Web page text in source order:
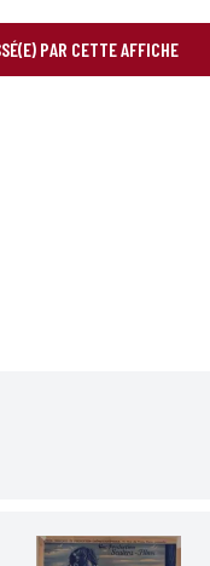
PAR CETTE AFFICHE